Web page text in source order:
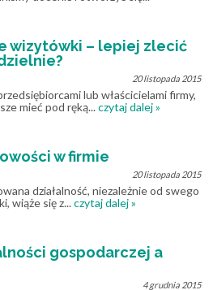
wizytówki – lepiej zlecić
20 listopada 2015
lub właścicielami firmy,
mieć pod ręką...czytaj dalej »
w firmie
20 listopada 2015
działalność, niezależnie od swego
wiąże się z...czytaj dalej »
gospodarczej a
4 grudnia 2015